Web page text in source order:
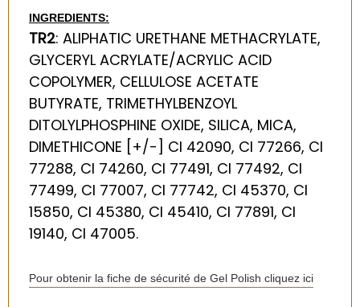
INGREDIENTS:
TR2: ALIPHATIC URETHANE METHACRYLATE,
GLYCERYL ACRYLATE/ACRYLIC ACID
COPOLYMER, CELLULOSE ACETATE
BUTYRATE, TRIMETHYLBENZOYL
DITOLYLPHOSPHINE OXIDE, SILICA, MICA,
DIMETHICONE [+/-] CI 42090, CI 77266, CI
77288, CI 74260, CI 77491, CI 77492, CI
77499, CI 77007, CI 77742, CI 45370, CI
15850, CI 45380, CI 45410, CI 77891, CI
19140, CI 47005.
Pour obtenir la fiche de sécurité de Gel Polish cliquez ici